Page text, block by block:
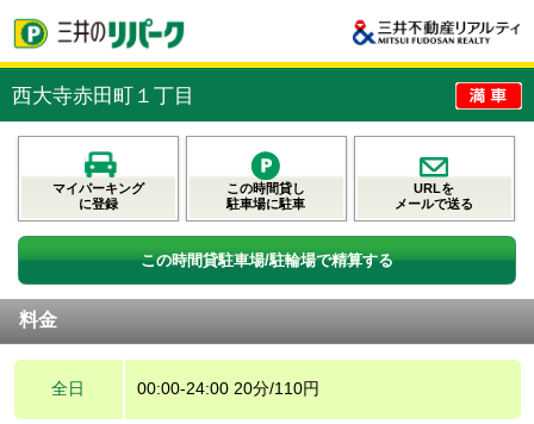
西大寺赤田町１丁目
マイパーキング
に登録
この時間貸し
駐車場に駐車
URLを
メールで送る
この時間貸駐車場/駐輪場で精算する
料金
全日 00:00-24:00 20分/110円